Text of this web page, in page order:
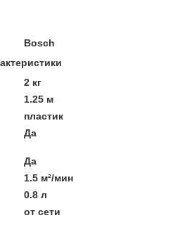
Bosch
2 кг
1.25 м
пластик
Да
Да
1.5 м²/мин
0.8 л
от сети